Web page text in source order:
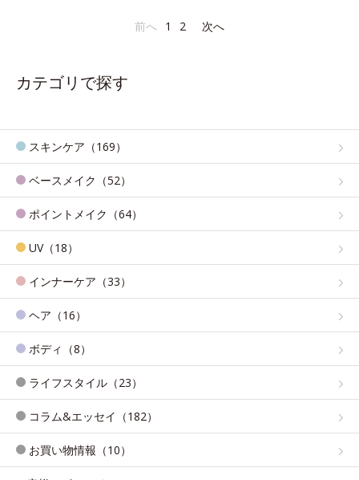
前へ 1 2 次へ
カテゴリで探す
スキンケア（169）
ベースメイク（52）
ポイントメイク（64）
UV（18）
インナーケア（33）
ヘア（16）
ボディ（8）
ライフスタイル（23）
コラム&エッセイ（182）
お買い物情報（10）